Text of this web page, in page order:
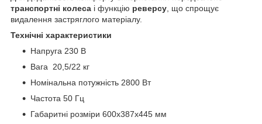
транспортні колеса і функцію реверсу , що спрощує
видалення застряглого матеріалу.
Технічні характеристики
Напруга 230 В
Вага 20,5/22 кг
Номінальна потужність 2800 Вт
Частота 50 Гц
Габаритні розміри 600х387х445 мм